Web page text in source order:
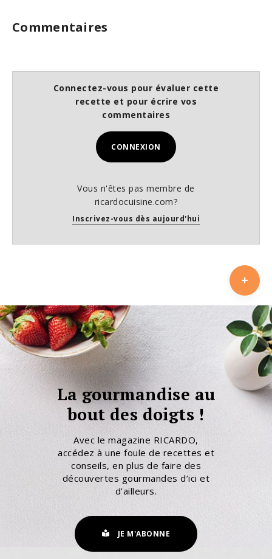
Commentaires
Connectez-vous pour évaluer cette
recette et pour écrire vos
commentaires
CONNEXION
Vous n'êtes pas membre de
ricardocuisine.com?
Inscrivez-vous dès aujourd'hui
La gourmandise au
bout des doigts !
Avec le magazine RICARDO,
accédez à une foule de recettes et
conseils, en plus de faire des
découvertes gourmandes d’ici et
d’ailleurs.
JE M'ABONNE